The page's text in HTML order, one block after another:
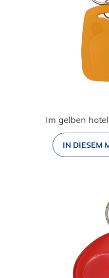
Im gelben
IN DIESEM